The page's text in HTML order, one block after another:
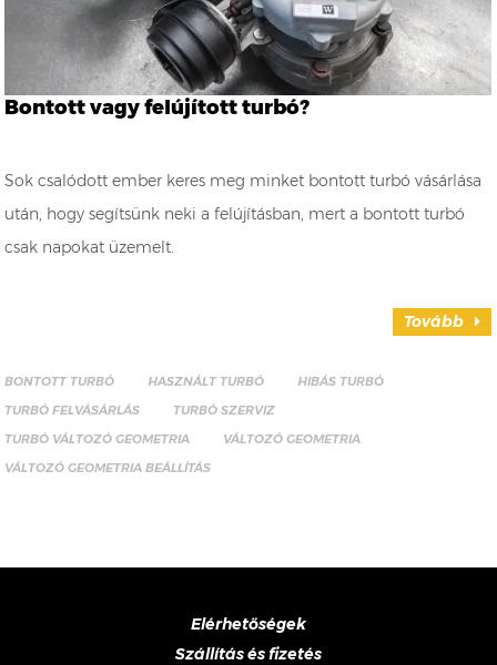
Bontott vagy felújított turbó?
Sok csalódott ember keres meg minket bontott turbó vásárlása
után, hogy segítsünk neki a felújításban, mert a bontott turbó
csak napokat üzemelt.
Tovább
BONTOTT TURBÓ HASZNÁLT TURBÓ
HIBÁS TURBÓ
TURBÓ FELVÁSÁRLÁS
TURBÓ SZERVIZ
TURBÓ VÁLTOZÓ GEOMETRIA
VÁLTOZÓ GEOMETRIA
VÁLTOZÓ GEOMETRIA BEÁLLÍTÁS
Elérhetőségek
Szállítás és fizetés